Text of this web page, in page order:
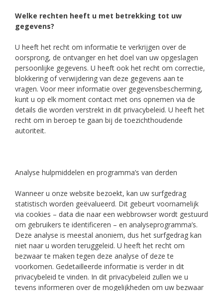
Welke rechten heeft u met betrekking tot uw
gegevens?
U heeft het recht om informatie te verkrijgen over de
oorsprong, de ontvanger en het doel van uw opgeslagen
persoonlijke gegevens. U heeft ook het recht om correctie,
blokkering of verwijdering van deze gegevens aan te
vragen. Voor meer informatie over gegevensbescherming,
kunt u op elk moment contact met ons opnemen via de
details die worden verstrekt in dit privacybeleid. U heeft het
recht om in beroep te gaan bij de toezichthoudende
autoriteit.
Analyse hulpmiddelen en programma’s van derden
Wanneer u onze website bezoekt, kan uw surfgedrag
statistisch worden geëvalueerd. Dit gebeurt voornamelijk
via cookies – data die naar een webbrowser wordt gestuurd
om gebruikers te identificeren – en analyseprogramma’s.
Deze analyse is meestal anoniem, dus het surfgedrag kan
niet naar u worden teruggeleid. U heeft het recht om
bezwaar te maken tegen deze analyse of deze te
voorkomen. Gedetailleerde informatie is verder in dit
privacybeleid te vinden. In dit privacybeleid zullen we u
tevens informeren over de mogelijkheden om uw bezwaar